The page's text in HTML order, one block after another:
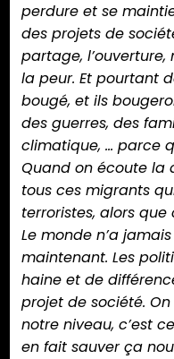
perdure et se
des projets de
partage,
la peur. Et pourtant
bougé, et ils
des guerres, des
climatique, … parce
Quand on écoute la
tous ces migrants
terroristes, alors que
Le monde n’a
maintenant. Les
haine et de
projet de société.
notre niveau, c’est
en fait sauver ça